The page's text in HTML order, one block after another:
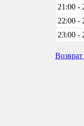
21:00 -
22:00 -
23:00 -
Возврат